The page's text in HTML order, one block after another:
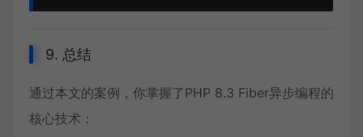
9. 总结
通过本文的案例，你掌握了 PHP 8.3 Fiber异步编程的
核心技术：